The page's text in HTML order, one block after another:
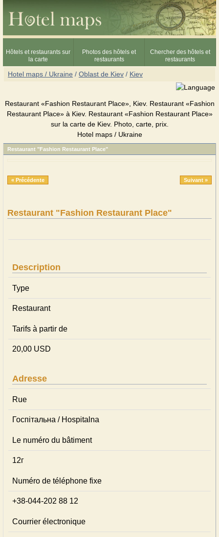
Hôtels et restaurants sur
la carte
Photos des hôtels et
restaurants
Chercher des hôtels et
restaurants
Hotel maps / Ukraine / Oblast de Kiev / Kiev
Restaurant «Fashion Restaurant Place», Kiev. Restaurant «Fashion
Restaurant Place» à Kiev. Restaurant «Fashion Restaurant Place»
sur la carte de Kiev. Photo, carte, prix.
Hotel maps / Ukraine
Restaurant "Fashion Restaurant Place"
« Précédente Suivant »
Restaurant "Fashion Restaurant Place"
Description
Type
Restaurant
Tarifs à partir de
20,00 USD
Adresse
Rue
Госпітальна / Hospitalna
Le numéro du bâtiment
12г
Numéro de téléphone fixe
+38-044-202 88 12
Courrier électronique